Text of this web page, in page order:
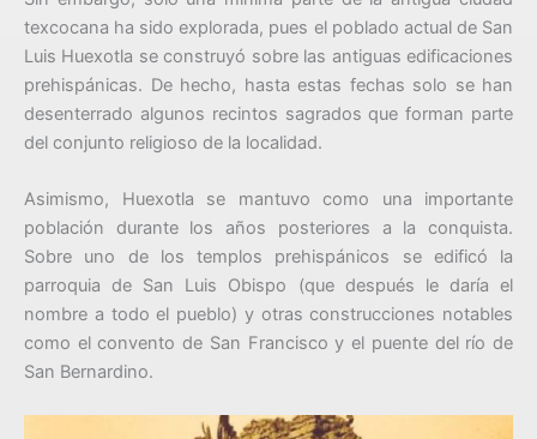
texcocana ha sido explorada, pues el poblado actual de San
Luis Huexotla se construyó sobre las antiguas edificaciones
prehispánicas. De hecho, hasta estas fechas solo se han
desenterrado algunos recintos sagrados que forman parte
del conjunto religioso de la localidad.
Asimismo, Huexotla se mantuvo como una importante
población durante los años posteriores a la conquista.
Sobre uno de los templos prehispánicos se edificó la
parroquia de San Luis Obispo (que después le daría el
nombre a todo el pueblo) y otras construcciones notables
como el convento de San Francisco y el puente del río de
San Bernardino.